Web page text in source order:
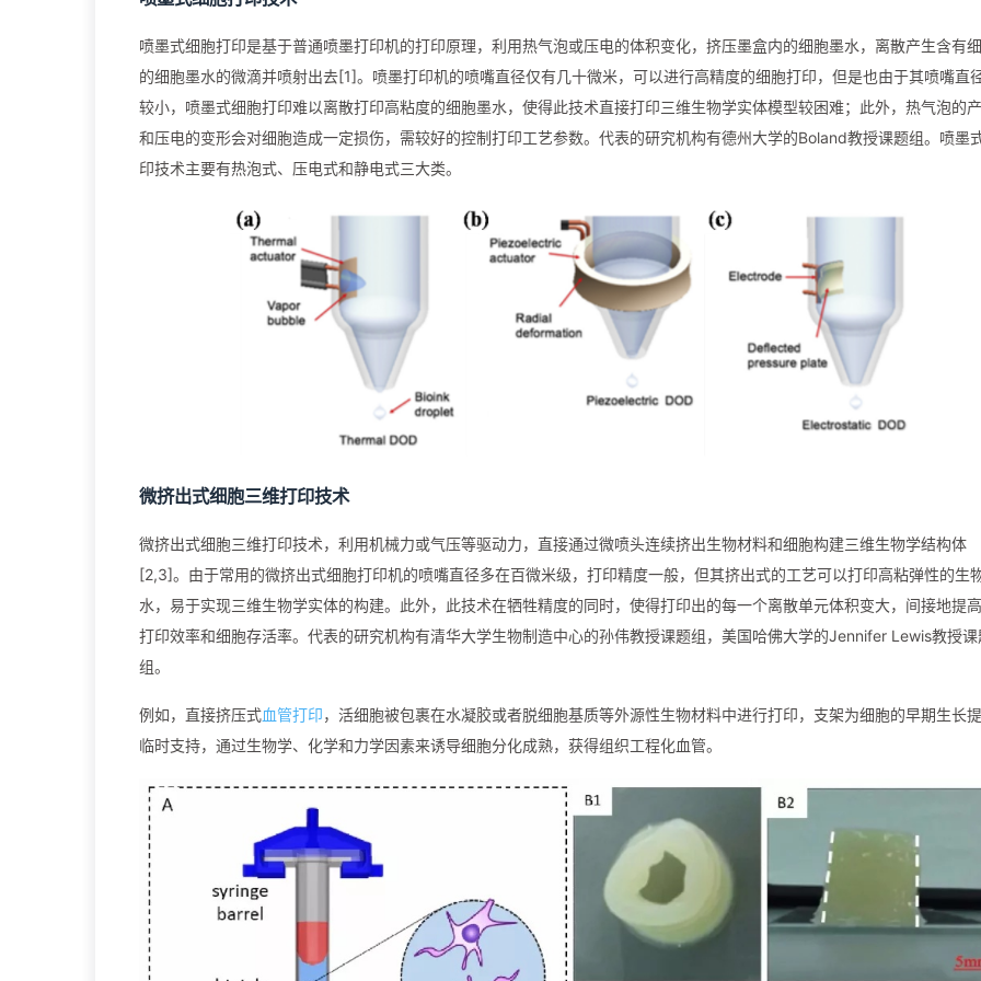
喷墨式细胞打印是基于普通喷墨打印机的打印原理，利用热气泡或压电的体积变化，挤压墨盒内的细胞墨水，离散产生含有
的细胞墨水的微滴并喷射出去[1]。喷墨打印机的喷嘴直径仅有几十微米，可以进行高精度的细胞打印，但是也由于其喷嘴直
较小，喷墨式细胞打印难以离散打印高粘度的细胞墨水，使得此技术直接打印三维生物学实体模型较困难；此外，热气泡的
和压电的变形会对细胞造成一定损伤，需较好的控制打印工艺参数。代表的研究机构有德州大学的Boland教授课题组。喷墨
印技术主要有热泡式、压电式和静电式三大类。
微挤出式细胞三维打印技术
微挤出式细胞三维打印技术，利用机械力或气压等驱动力，直接通过微喷头连续挤出生物材料和细胞构建三维生物学结构体
[2,3]。由于常用的微挤出式细胞打印机的喷嘴直径多在百微米级，打印精度一般，但其挤出式的工艺可以打印高粘弹性的生
水，易于实现三维生物学实体的构建。此外，此技术在牺牲精度的同时，使得打印出的每一个离散单元体积变大，间接地提
打印效率和细胞存活率。代表的研究机构有清华大学生物制造中心的孙伟教授课题组，美国哈佛大学的Jennifer Lewis教授课
组。
例如，直接挤压式血管打印，活细胞被包裹在水凝胶或者脱细胞基质等外源性生物材料中进行打印，支架为细胞的早期生长
临时支持，通过生物学、化学和力学因素来诱导细胞分化成熟，获得组织工程化血管。